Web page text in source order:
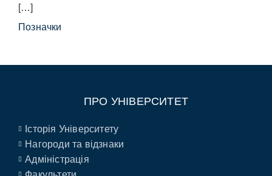
[…]
Позначки
ПРО УНІВЕРСИТЕТ
Історія Університету
Нагороди та відзнаки
Адміністрація